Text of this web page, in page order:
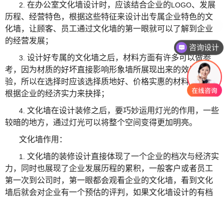
2. 在办公室文化墙设计时，应该结合企业的LOGO、发展
历程、经营特色，根据这些特征来设计出专属企业特色的文
化墙，让顾客、员工通过文化墙的第一眼就可以了解到企业
的经营发展；
3. 设计好专属的文化墙之后，材料方面有许多可以做参
考，因为材质的好坏直接影响形象墙所展现出来的效果体
验，所以在选择时应该选择质地好、价格实惠的材料，也要
根据企业的经济实力来抉择；
4. 文化墙在设计装修之后，要巧妙运用灯光的作用，一些
较暗的地方，通过灯光可以将整个空间变得更加明亮。
文化墙作用：
1. 文化墙的装修设计直接体现了一个企业的档次与经济实
力，同时也展现了企业发展历程的累积，一般客户或者员工
第一次到公司时，第一眼都会观看企业的文化墙，看到文化
墙后就会对企业有一个预估的评判，如果文化墙设计的有档
咨询设计